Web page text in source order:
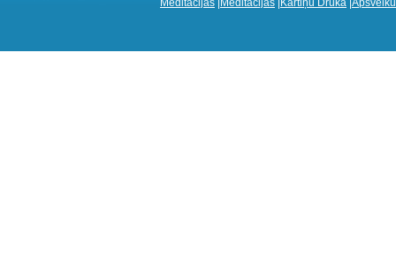
Meditācijas Meditācijas Kartiņu Druka